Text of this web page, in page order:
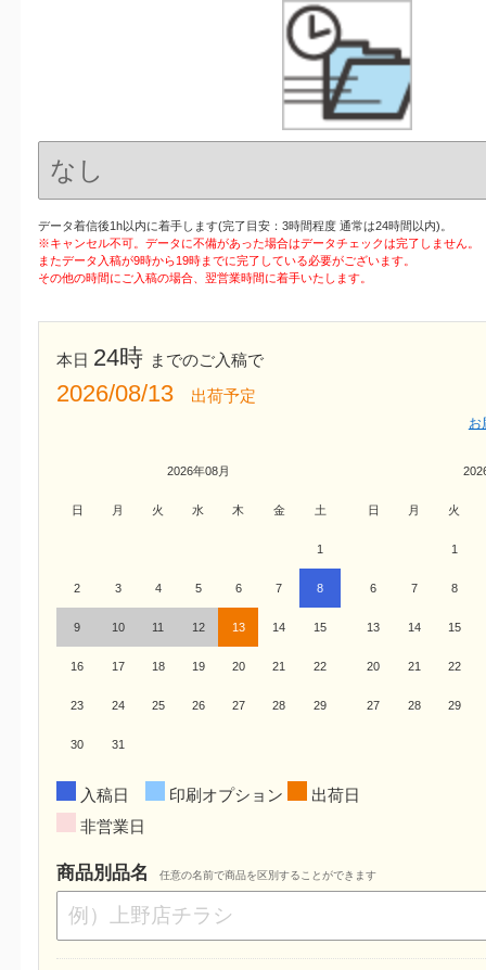
データ着信後1h以内に着手します(完了目安：3時間程度 通常は24時間以内)。
※キャンセル不可。データに不備があった場合はデータチェックは完了しません。
またデータ入稿が9時から19時までに完了している必要がございます。
その他の時間にご入稿の場合、翌営業時間に着手いたします。
本日 24時 までのご入稿で
2026/08/13 出荷予定
お
2026年08月
日 月 火 水 木 金 土
1
2 3 4 5 6 7 8
9 10 11 12 13 14 15
16 17 18 19 20 21 22
23 24 25 26 27 28 29
30 31
日 月 火
1
6 7 8
13 14 15
20 21 22
27 28 29
入稿日 印刷オプション
出荷日
非営業日
商品別品名 任意の名前で商品を区別することができます